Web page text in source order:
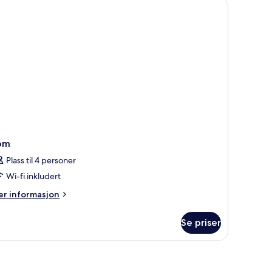
Plass til 4 personer
Wi-fi inkludert
informasjon
Se priser